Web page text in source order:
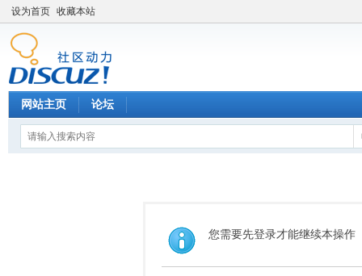
设为首页 收藏本站
网站主页 论坛
您需要先登录才能继续本操作